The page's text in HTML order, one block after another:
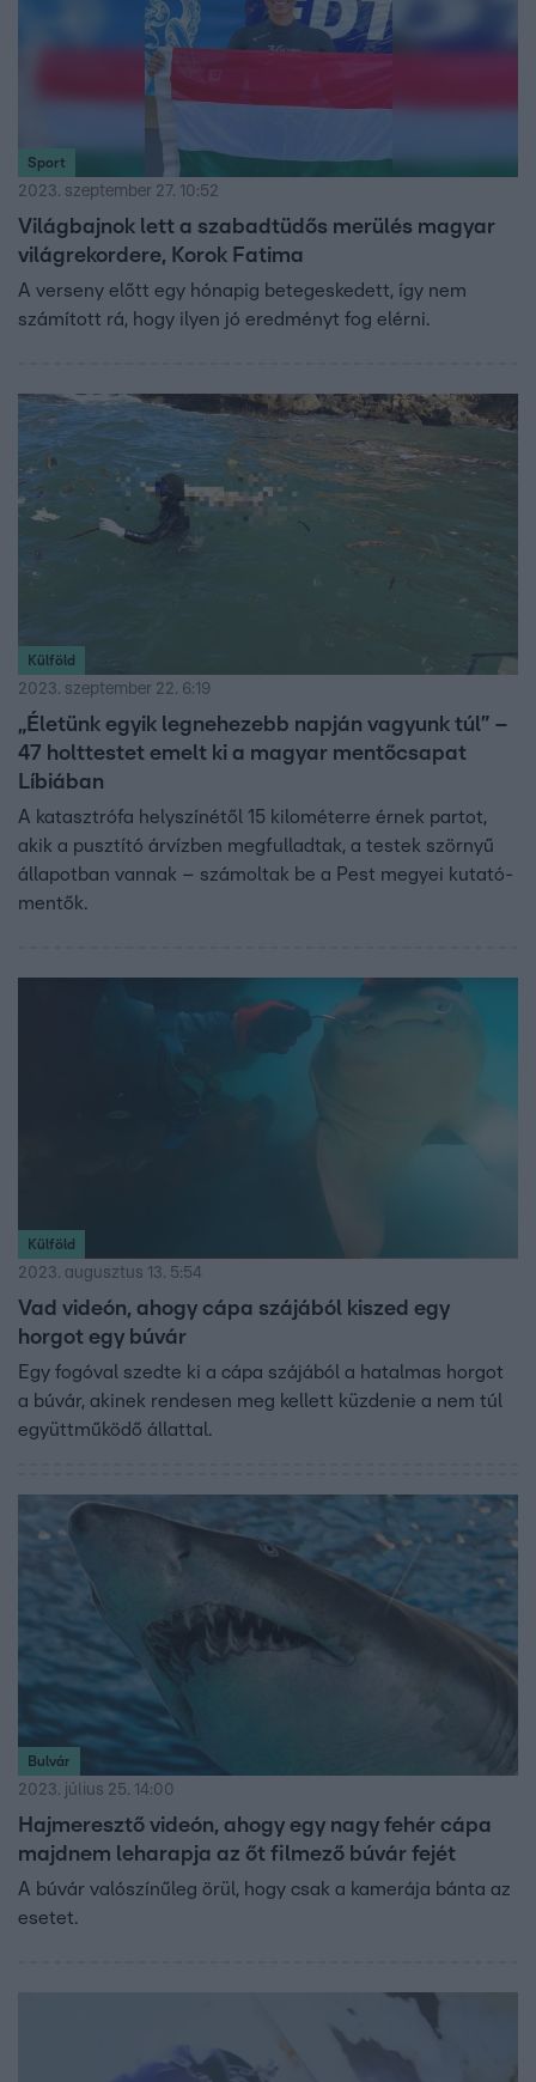
Sport
2023. szeptember 27. 10:52
Világbajnok lett a szabadtüdős merülés magyar
világrekordere, Korok Fatima
A verseny előtt egy hónapig betegeskedett, így nem
számított rá, hogy ilyen jó eredményt fog elérni.
Külföld
2023. szeptember 22. 6:19
„Életünk egyik legnehezebb napján vagyunk túl” –
47 holttestet emelt ki a magyar mentőcsapat
Líbiában
A katasztrófa helyszínétől 15 kilométerre érnek partot,
akik a pusztító árvízben megfulladtak, a testek szörnyű
állapotban vannak – számoltak be a Pest megyei kutató-
mentők.
Külföld
2023. augusztus 13. 5:54
Vad videón, ahogy cápa szájából kiszed egy
horgot egy búvár
Egy fogóval szedte ki a cápa szájából a hatalmas horgot
a búvár, akinek rendesen meg kellett küzdenie a nem túl
együttműködő állattal.
Bulvár
2023. július 25. 14:00
Hajmeresztő videón, ahogy egy nagy fehér cápa
majdnem leharapja az őt filmező búvár fejét
A búvár valószínűleg örül, hogy csak a kamerája bánta az
esetet.